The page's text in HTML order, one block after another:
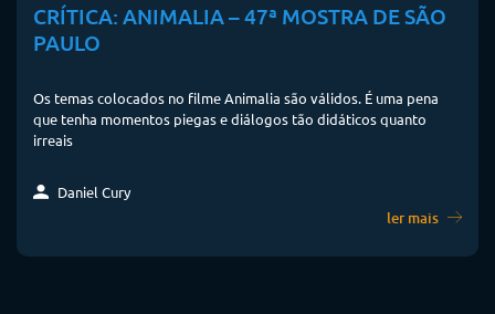
CRÍTICA: ANIMALIA – 47ª MOSTRA DE SÃO
PAULO
Os temas colocados no filme Animalia são válidos. É uma pena
que tenha momentos piegas e diálogos tão didáticos quanto
irreais
Daniel Cury
ler mais